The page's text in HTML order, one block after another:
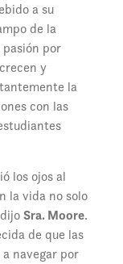
a su
de la
por
y
la
con las
los ojos al
la vida no solo
Sra. Moore.
de que las
navegar por